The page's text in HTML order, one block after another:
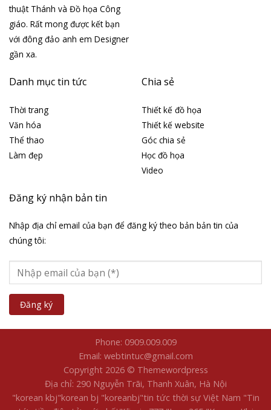
thuật Thánh và Đồ họa Công
giáo. Rất mong được kết bạn
với đông đảo anh em Designer
gần xa.
Danh mục tin tức
Thời trang
Văn hóa
Thể thao
Làm đẹp
Chia sẻ
Thiết kế đồ họa
Thiết kế website
Góc chia sẻ
Học đồ họa
Video
Đăng ký nhận bản tin
Nhập địa chỉ email của bạn để đăng ký theo bản bản tin của
chúng tôi:
Phone: 0909.009.009
Email: webtintuc@gmail.com
Copyright 2026 © Themewordpress
Địa chỉ: 290 Nguyễn Trãi, Thanh Xuân, Hà Nội
"korean kbj​"korean bj "koreanbj​"tin tức thời sự Việt Nam "Tin